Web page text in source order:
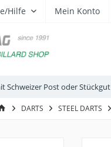
Hilfe Mein Konto
Schweizer Post oder Stückgut
DARTS STEEL DARTS